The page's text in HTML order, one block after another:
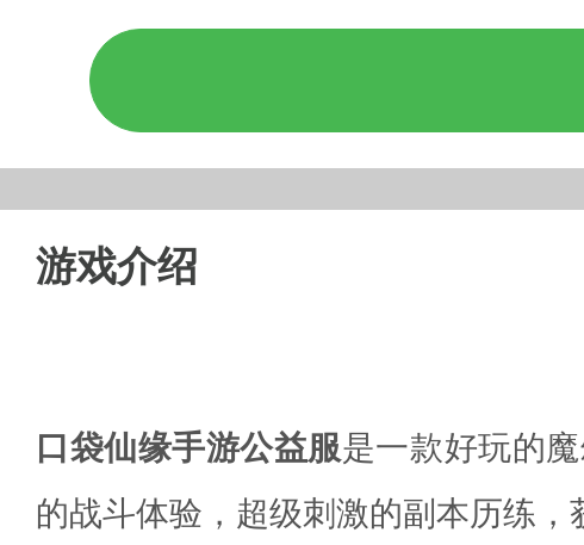
游戏介绍
口袋仙缘手游公益服是一款好玩的
的战斗体验，超级刺激的副本历练